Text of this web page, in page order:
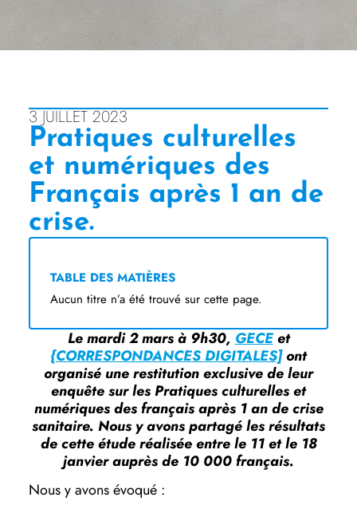
3 JUILLET 2023
Pratiques culturelles
et numériques des
Français après 1 an de
crise.
TABLE DES MATIÈRES
Aucun titre n’a été trouvé sur cette page.
Le mardi 2 mars à 9h30, GECEet
{CORRESPONDANCES DIGITALES]ont
organisé une restitution exclusive de leur
enquête sur les Pratiques culturelles et
numériques des français après 1 an de crise
sanitaire. Nous y avons partagé les résultats
de cette étude réalisée entre le 11 et le 18
janvier auprès de 10 000 français.
Nous y avons évoqué :